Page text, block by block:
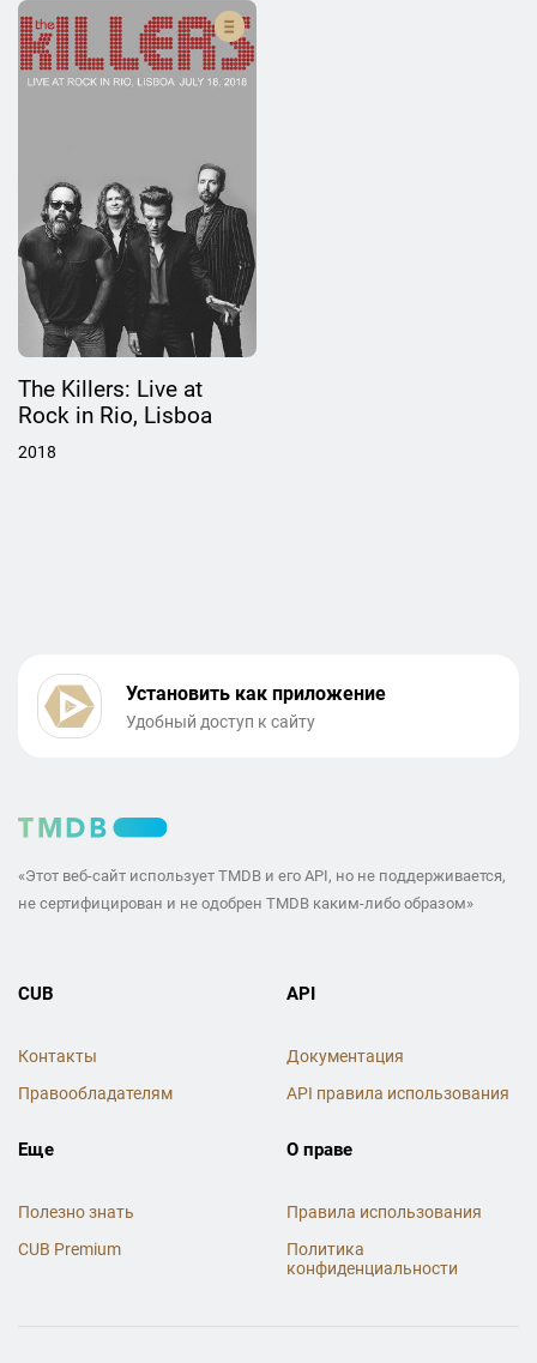
The Killers: Live at
Rock in Rio, Lisboa
2018
Установить как приложение
Удобный доступ к сайту
«Этот веб-сайт использует TMDB и его API, но не поддерживается,
не сертифицирован и не одобрен TMDB каким-либо образом»
CUB
Контакты
Правообладателям
API
Документация
API правила использования
Еще
Полезно знать
CUB Premium
О праве
Правила использования
Политика
конфиденциальности